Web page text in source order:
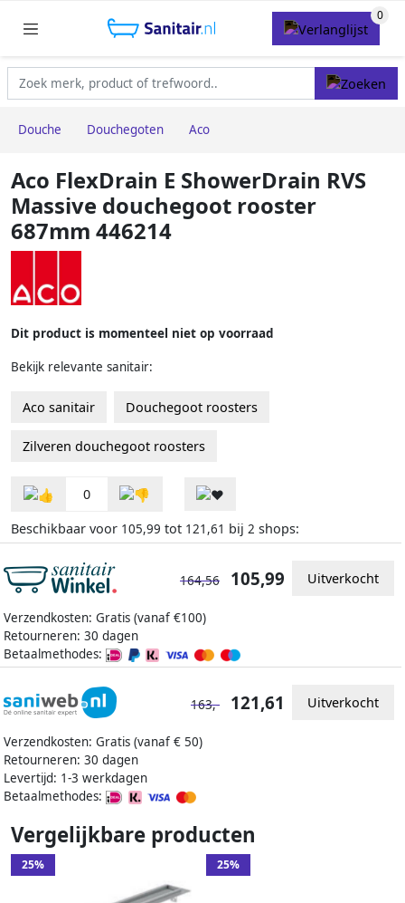
Douche Douchegoten Aco
Aco FlexDrain E ShowerDrain RVS
Massive douchegoot rooster
687mm 446214
Dit product is momenteel niet op voorraad
Bekijk relevante sanitair:
Aco sanitair Douchegoot roosters
Zilveren douchegoot roosters
0
Beschikbaar voor 105,99 tot 121,61 bij 2 shops:
Verzendkosten: Gratis (vanaf €100)
Retourneren: 30 dagen
Betaalmethodes:
164,56 105,99 Uitverkocht
Verzendkosten: Gratis (vanaf € 50)
Retourneren: 30 dagen
Levertijd: 1-3 werkdagen
Betaalmethodes:
163,- 121,61 Uitverkocht
Vergelijkbare producten
25% 25%